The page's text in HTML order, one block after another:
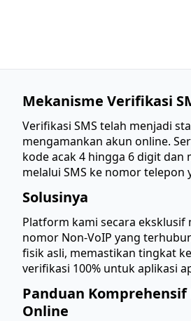
Mekanisme Verifikasi
Verifikasi SMS telah menjadi
mengamankan akun online.
kode acak 4 hingga 6 digit dan
melalui SMS ke nomor telepon
Solusinya
Platform kami secara eksklusif
nomor Non-VoIP yang
fisik asli, memastikan tingkat
verifikasi 100% untuk aplikasi
Panduan Komprehensif
Online